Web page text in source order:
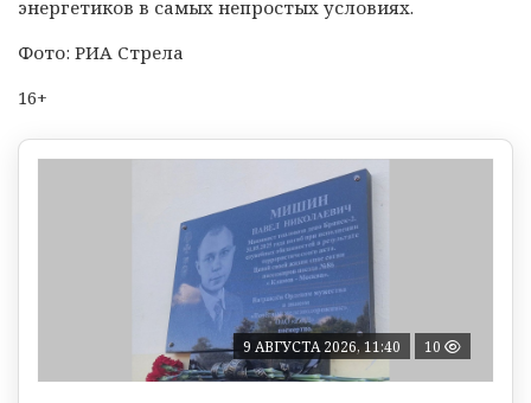
энергетиков в самых непростых условиях.
Фото: РИА Стрела
16+
9 АВГУСТА 2026, 11:40 10